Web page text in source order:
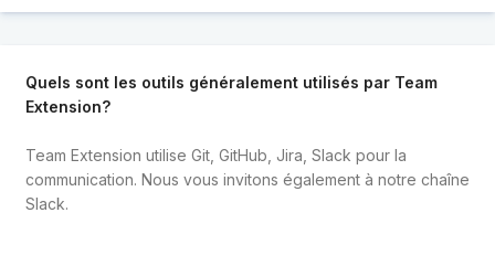
Quels sont les outils généralement utilisés par Team
Extension?
Team Extension utilise Git, GitHub, Jira, Slack pour la
communication. Nous vous invitons également à notre chaîne
Slack.